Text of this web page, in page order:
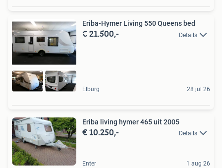
Eriba-Hymer Living 550 Queens bed
€ 21.500,- Details
Elburg 28 jul 26
Eriba living hymer 465 uit 2005
€ 10.250,- Details
Enter 1 aug 26